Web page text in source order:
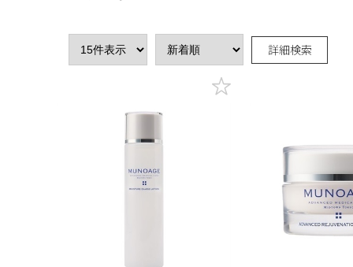
詳細検索